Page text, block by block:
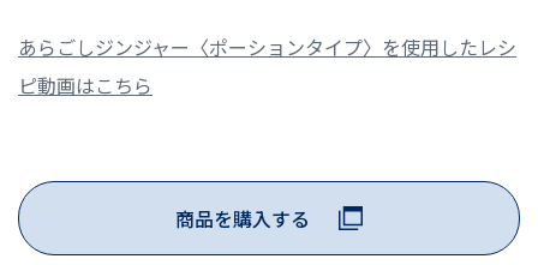
あらごしジンジャー〈ポーションタイプ〉を使用したレシ
ピ動画はこちら
商品を購入する